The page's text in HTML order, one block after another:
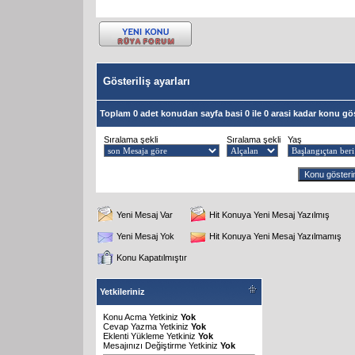
Gösteriliş ayarları
Toplam 0 adet konudan sayfa basi 0 ile 0 arasi kadar konu
Sıralama şekli Sıralama şekli Yaş
Yeni Mesaj Var Hit Konuya Yeni Mesaj Yazılmış
Yeni Mesaj Yok Hit Konuya Yeni Mesaj Yazılmamış
Konu Kapatılmıştır
Yetkileriniz
Konu Acma Yetkiniz Yok
Cevap Yazma Yetkiniz Yok
Eklenti Yükleme Yetkiniz Yok
Mesajınızı Değiştirme Yetkiniz Yok